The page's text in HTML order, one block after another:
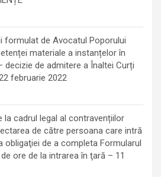
formulat de Avocatul Poporului
materiale a instanțelor în
decizie de admitere a Înaltei Curți
februarie 2022
la cadrul legal al contravențiilor
de către persoana care intră
obligaţiei de a completa Formularul
ore de la intrarea în ţară – 11